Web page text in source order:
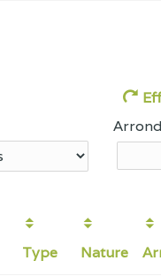
Type Nature